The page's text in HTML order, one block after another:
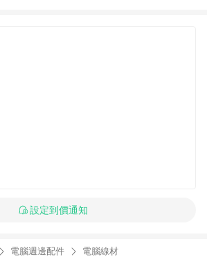
設定到價通知
電腦週邊配件 電腦線材